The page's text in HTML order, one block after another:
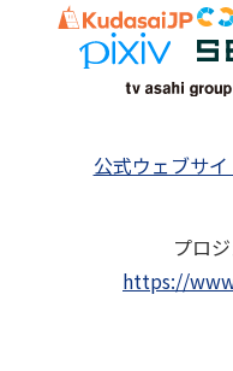
公式ウェブサイ
プロ
https://